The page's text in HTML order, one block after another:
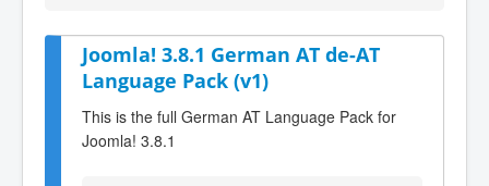
Joomla! 3.8.1 German AT de-AT
Language Pack (v1)
This is the full German AT Language Pack for
Joomla! 3.8.1